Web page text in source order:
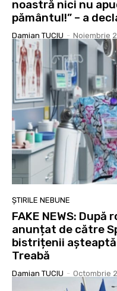
noastră nici nu
pământul!” – a
Damian TUCIU - Noiembrie
ȘTIRILE NEBUNE
FAKE NEWS:
anunțat de către
bistrițenii
Treabă
Damian TUCIU - Octombrie